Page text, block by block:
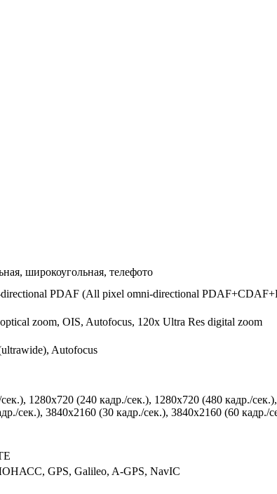
широкоугольная, телефото
directional PDAF (All pixel omni-directional
zoom, OIS, Autofocus, 120x Ultra Res digital zoom
Autofocus
1280x720 (240 кадр./сек.), 1280x720 (480 кадр./
сек.), 3840x2160 (30 кадр./сек.), 3840x2160 (60
GPS, Galileo, A-GPS, NavIC